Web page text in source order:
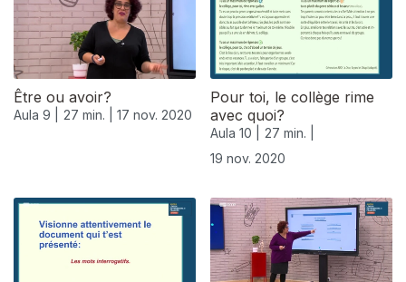
Être ou avoir?
Aula 9 | 27 min. | 17 nov. 2020
Pour toi, le collège rime
avec quoi?
Aula 10 |
27 min. |
19 nov. 2020
508476